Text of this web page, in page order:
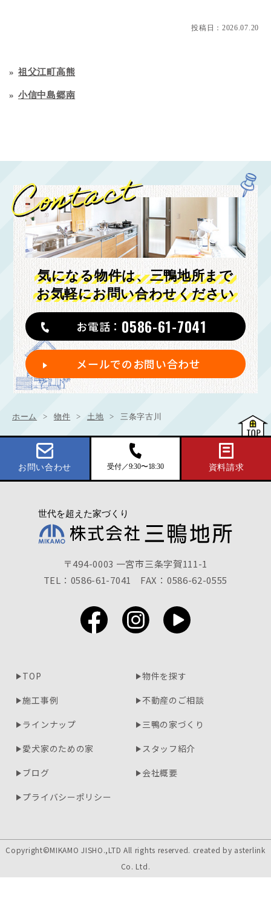
投稿日： 2026.07.20
祖父江町高熊
小信中島郷南
気になる物件は、三鴨地所まで
お気軽にお問い合わせください
お電話： 0586-61-7041
メールでのお問い合わせ
ホーム 物件 土地 三条字古川
お問い合わせ 受付／9:30〜18:30 資料請求
〒494-0003 一宮市三条字賀111-1
TEL：0586-61-7041
FAX：0586-62-0555
TOP
物件を探す
施工事例
不動産のご相談
ラインナップ
三鴨の家づくり
愛犬家のための家
スタッフ紹介
ブログ
会社概要
プライバシーポリシー
Copyright©MIKAMO JISHO.,LTD All rights reserved. created by asterlink
Co. Ltd.